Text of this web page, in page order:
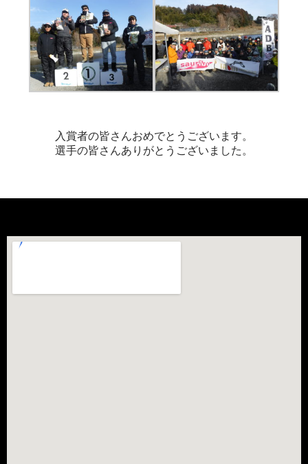
入賞者の皆さんおめでとうございます。
選手の皆さんありがとうございました。